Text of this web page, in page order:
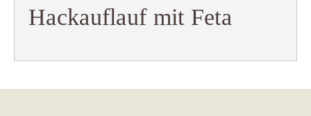
Hackauflauf mit Feta